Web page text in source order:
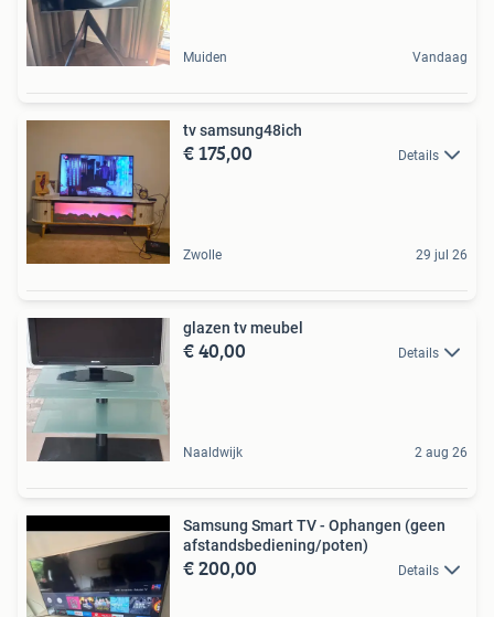
Muiden Vandaag
tv samsung48ich
€ 175,00 Details
Zwolle 29 jul 26
glazen tv meubel
€ 40,00 Details
Naaldwijk 2 aug 26
Samsung Smart TV - Ophangen (geen
afstandsbediening/poten)
€ 200,00 Details